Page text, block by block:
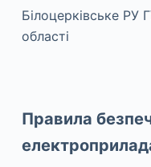
Білоцерківське РУ
області
Правила